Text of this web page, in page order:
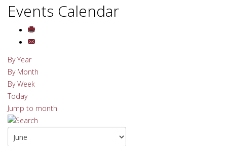
Events Calendar
By Year
By Month
By Week
Today
Jump to month